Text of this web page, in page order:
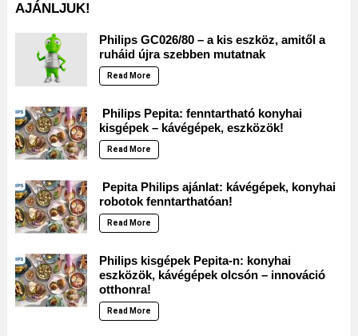
AJÁNLJUK!
Philips GC026/80 – a kis eszköz, amitől a
ruháid újra szebben mutatnak
Read More
Philips Pepita: fenntartható konyhai
kisgépek – kávégépek, eszközök!
Read More
Pepita Philips ajánlat: kávégépek, konyhai
robotok fenntarthatóan!
Read More
Philips kisgépek Pepita-n: konyhai
eszközök, kávégépek olcsón – innováció
otthonra!
Read More